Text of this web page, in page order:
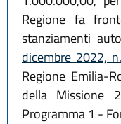
Regione fa
stanziamenti
dicembre 2022,
Regione Emilia-
della Missione
Programma 1 -